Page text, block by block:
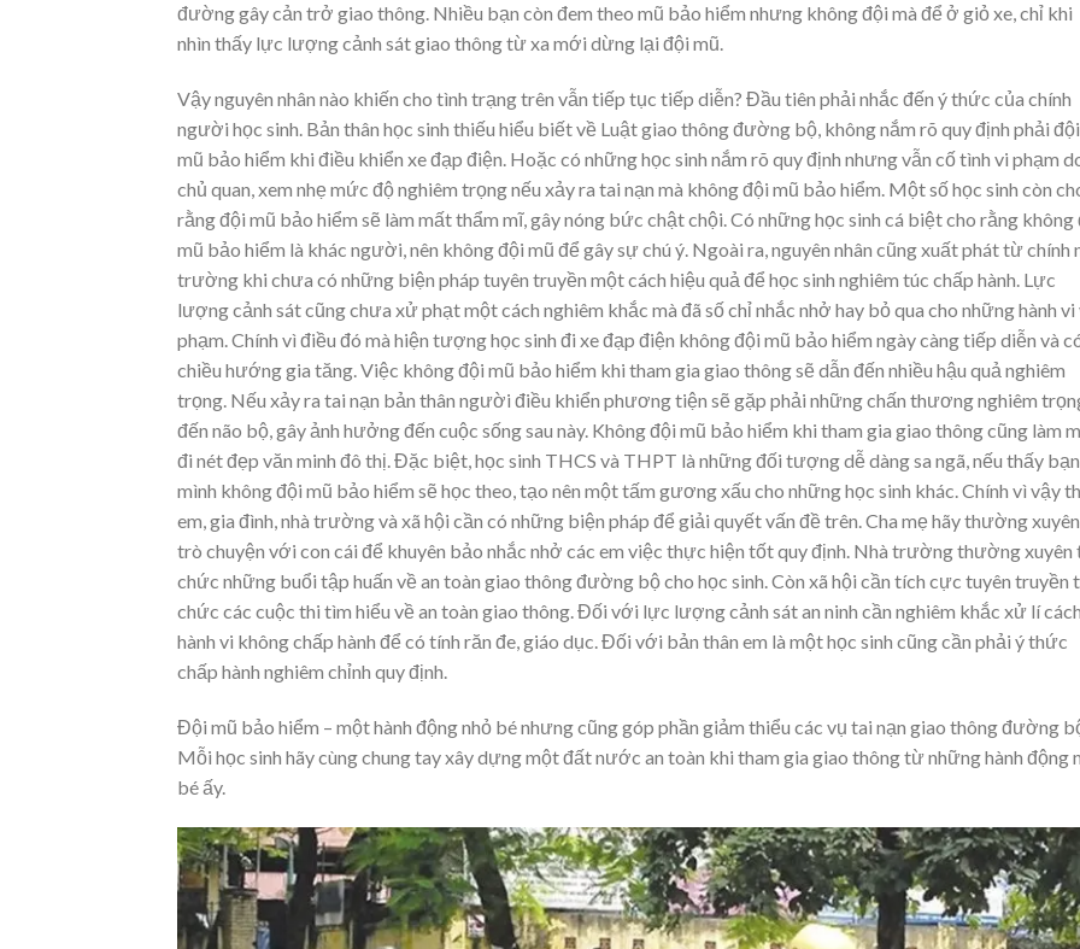
đường gây cản trở giao thông. Nhiều bạn còn đem theo mũ bảo hiểm nhưng không đội mà để ở giỏ xe, chỉ khi
nhìn thấy lực lượng cảnh sát giao thông từ xa mới dừng lại đội mũ.
Vậy nguyên nhân nào khiến cho tình trạng trên vẫn tiếp tục tiếp diễn? Đầu tiên phải nhắc đến ý thức của chính
người học sinh. Bản thân học sinh thiếu hiểu biết về Luật giao thông đường bộ, không nắm rõ quy định phải đội
mũ bảo hiểm khi điều khiển xe đạp điện. Hoặc có những học sinh nắm rõ quy định nhưng vẫn cố tình vi phạm
chủ quan, xem nhẹ mức độ nghiêm trọng nếu xảy ra tai nạn mà không đội mũ bảo hiểm. Một số học sinh còn
rằng đội mũ bảo hiểm sẽ làm mất thẩm mĩ, gây nóng bức chật chội. Có những học sinh cá biệt cho rằng không
mũ bảo hiểm là khác người, nên không đội mũ để gây sự chú ý. Ngoài ra, nguyên nhân cũng xuất phát từ chính
trường khi chưa có những biện pháp tuyên truyền một cách hiệu quả để học sinh nghiêm túc chấp hành. Lực
lượng cảnh sát cũng chưa xử phạt một cách nghiêm khắc mà đã số chỉ nhắc nhở hay bỏ qua cho những hành vi
phạm. Chính vì điều đó mà hiện tượng học sinh đi xe đạp điện không đội mũ bảo hiểm ngày càng tiếp diễn và
chiều hướng gia tăng. Việc không đội mũ bảo hiểm khi tham gia giao thông sẽ dẫn đến nhiều hậu quả nghiêm
trọng. Nếu xảy ra tai nạn bản thân người điều khiển phương tiện sẽ gặp phải những chấn thương nghiêm
đến não bộ, gây ảnh hưởng đến cuộc sống sau này. Không đội mũ bảo hiểm khi tham gia giao thông cũng làm
đi nét đẹp văn minh đô thị. Đặc biệt, học sinh THCS và THPT là những đối tượng dễ dàng sa ngã, nếu thấy bạn
mình không đội mũ bảo hiểm sẽ học theo, tạo nên một tấm gương xấu cho những học sinh khác. Chính vì vậy
em, gia đình, nhà trường và xã hội cần có những biện pháp để giải quyết vấn đề trên. Cha mẹ hãy thường xuyên
trò chuyện với con cái để khuyên bảo nhắc nhở các em việc thực hiện tốt quy định. Nhà trường thường xuyên
chức những buổi tập huấn về an toàn giao thông đường bộ cho học sinh. Còn xã hội cần tích cực tuyên truyền
chức các cuộc thi tìm hiểu về an toàn giao thông. Đối với lực lượng cảnh sát an ninh cần nghiêm khắc xử lí cách
hành vi không chấp hành để có tính răn đe, giáo dục. Đối với bản thân em là một học sinh cũng cần phải ý thức
chấp hành nghiêm chỉnh quy định.
Đội mũ bảo hiểm – một hành động nhỏ bé nhưng cũng góp phần giảm thiểu các vụ tai nạn giao thông đường
Mỗi học sinh hãy cùng chung tay xây dựng một đất nước an toàn khi tham gia giao thông từ những hành động
bé ấy.